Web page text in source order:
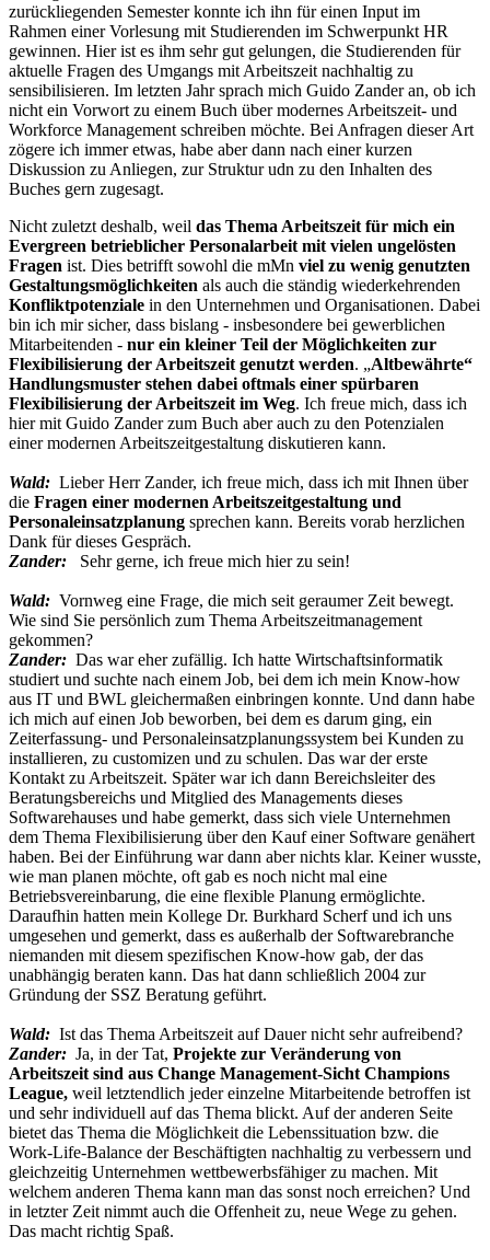
zurückliegenden Semester konnte ich ihn für einen Input im
Rahmen einer Vorlesung mit Studierenden im Schwerpunkt HR
gewinnen. Hier ist es ihm sehr gut gelungen, die Studierenden für
aktuelle Fragen des Umgangs mit Arbeitszeit nachhaltig zu
sensibilisieren. Im letzten Jahr sprach mich Guido Zander an, ob ich
nicht ein Vorwort zu einem Buch über modernes Arbeitszeit- und
Workforce Management schreiben möchte. Bei Anfragen dieser Art
zögere ich immer etwas, habe aber dann nach einer kurzen
Diskussion zu Anliegen, zur Struktur udn zu den Inhalten des
Buches gern zugesagt.
Nicht zuletzt deshalb, weil das Thema Arbeitszeit für mich ein
Evergreen betrieblicher Personalarbeit mit vielen ungelösten
Fragen ist. Dies betrifft sowohl die mMn viel zu wenig genutzten
Gestaltungsmöglichkeiten als auch die ständig wiederkehrenden
Konfliktpotenziale in den Unternehmen und Organisationen. Dabei
bin ich mir sicher, dass bislang - insbesondere bei gewerblichen
Mitarbeitenden - nur ein kleiner Teil der Möglichkeiten zur
Flexibilisierung der Arbeitszeit genutzt werden. „Altbewährte“
Handlungsmuster stehen dabei oftmals einer spürbaren
Flexibilisierung der Arbeitszeit im Weg. Ich freue mich, dass ich
hier mit Guido Zander zum Buch aber auch zu den Potenzialen
einer modernen Arbeitszeitgestaltung diskutieren kann.
Wald: Lieber Herr Zander, ich freue mich, dass ich mit Ihnen über
die Fragen einer modernen Arbeitszeitgestaltung und
Personaleinsatzplanung sprechen kann. Bereits vorab herzlichen
Dank für dieses Gespräch.
Zander:
Sehr gerne, ich freue mich hier zu sein!
Wald: Vornweg eine Frage, die mich seit geraumer Zeit bewegt.
Wie sind Sie persönlich zum Thema Arbeitszeitmanagement
gekommen?
Zander: Das war eher zufällig. Ich hatte Wirtschaftsinformatik
studiert und suchte nach einem Job, bei dem ich mein Know-how
aus IT und BWL gleichermaßen einbringen konnte. Und dann habe
ich mich auf einen Job beworben, bei dem es darum ging, ein
Zeiterfassung- und Personaleinsatzplanungssystem bei Kunden zu
installieren, zu customizen und zu schulen. Das war der erste
Kontakt zu Arbeitszeit. Später war ich dann Bereichsleiter des
Beratungsbereichs und Mitglied des Managements dieses
Softwarehauses und habe gemerkt, dass sich viele Unternehmen
dem Thema Flexibilisierung über den Kauf einer Software genähert
haben. Bei der Einführung war dann aber nichts klar. Keiner wusste,
wie man planen möchte, oft gab es noch nicht mal eine
Betriebsvereinbarung, die eine flexible Planung ermöglichte.
Daraufhin hatten mein Kollege Dr. Burkhard Scherf und ich uns
umgesehen und gemerkt, dass es außerhalb der Softwarebranche
niemanden mit diesem spezifischen Know-how gab, der das
unabhängig beraten kann. Das hat dann schließlich 2004 zur
Gründung der SSZ Beratung geführt.
Wald: Ist das Thema Arbeitszeit auf Dauer nicht sehr aufreibend?
Zander: Ja, in der Tat, Projekte zur Veränderung von
Arbeitszeit sind aus Change Management-Sicht Champions
League, weil letztendlich jeder einzelne Mitarbeitende betroffen ist
und sehr individuell auf das Thema blickt. Auf der anderen Seite
bietet das Thema die Möglichkeit die Lebenssituation bzw. die
Work-Life-Balance der Beschäftigten nachhaltig zu verbessern und
gleichzeitig Unternehmen wettbewerbsfähiger zu machen. Mit
welchem anderen Thema kann man das sonst noch erreichen? Und
in letzter Zeit nimmt auch die Offenheit zu, neue Wege zu gehen.
Das macht richtig Spaß.